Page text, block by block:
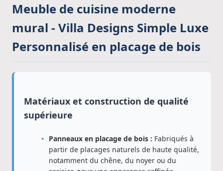
Meuble de cuisine moderne
mural - Villa Designs Simple Luxe
Personnalisé en placage de bois
Matériaux et construction de qualité
supérieure
Panneaux en placage de bois : Fabriqués à
partir de placages naturels de haute qualité,
notamment du chêne, du noyer ou du